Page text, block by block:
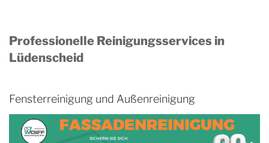
Professionelle Reinigungsservices in
Lüdenscheid
Fensterreinigung und Außenreinigung